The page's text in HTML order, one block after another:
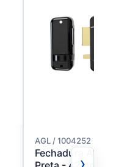
AGL / 1004252
Fechadura AGL-